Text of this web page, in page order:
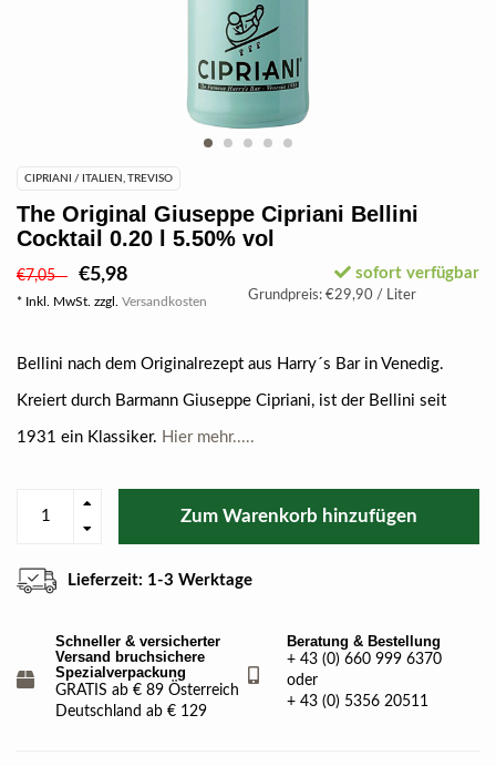
CIPRIANI / ITALIEN, TREVISO
The Original Giuseppe Cipriani Bellini
Cocktail 0.20 l 5.50% vol
€7,05 €5,98
* Inkl. MwSt. zzgl. Versandkosten
sofort verfügbar
Grundpreis: €29,90 / Liter
Bellini nach dem Originalrezept aus Harry´s Bar in Venedig.
Kreiert durch Barmann Giuseppe Cipriani, ist der Bellini seit
1931 ein Klassiker. Hier mehr.....
Zum Warenkorb hinzufügen
Lieferzeit: 1-3 Werktage
Schneller & versicherter
Versand bruchsichere
Spezialverpackung
GRATIS ab € 89 Österreich
Deutschland ab € 129
Beratung & Bestellung
+ 43 (0) 660 999 6370
oder
+ 43 (0) 5356 20511